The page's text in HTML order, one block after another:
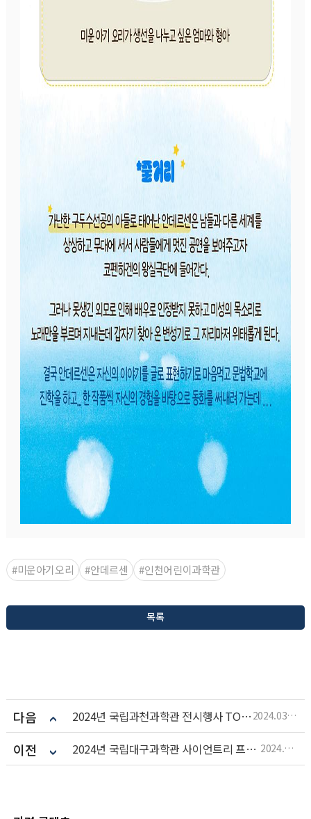
#미운아기오리 #안데르센 #인천어린이과학관
목록
다음 2024년 국립과천과학관 전시행사 TOP 10 2024.03.13
이전 2024년 국립대구과학관 사이언트리 프렌즈(2기) 모집 2024.03.11